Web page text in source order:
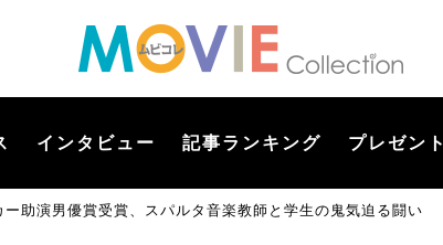
インタビュー 記事ランキング プレゼント
助演男優賞受賞、スパルタ音楽教師と学生の鬼気迫る闘い